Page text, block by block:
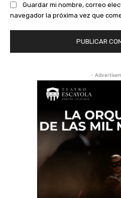
Guardar mi nombre, correo
navegador la próxima vez que
-